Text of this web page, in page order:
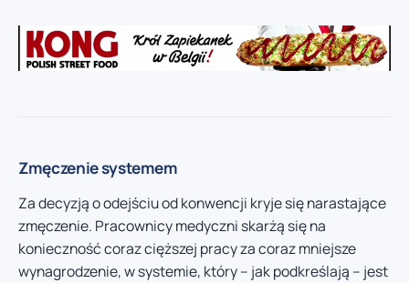
Zmęczenie systemem
Za decyzją o odejściu od konwencji kryje się narastające
zmęczenie. Pracownicy medyczni skarżą się na
konieczność coraz cięższej pracy za coraz mniejsze
wynagrodzenie, w systemie, który – jak podkreślają – jest